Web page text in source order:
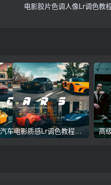
电影胶片色调人像Lr调色教
高级汽车电影质感Lr调色教程，手机滤镜PS+Lightroom预设下载！